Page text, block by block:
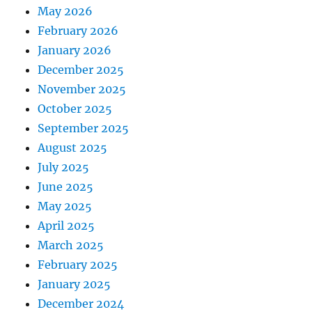
May 2026
February 2026
January 2026
December 2025
November 2025
October 2025
September 2025
August 2025
July 2025
June 2025
May 2025
April 2025
March 2025
February 2025
January 2025
December 2024